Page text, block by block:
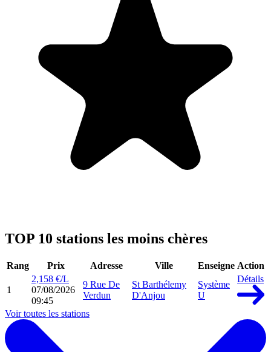
TOP 10 stations les moins chères
Rang Prix Adresse Ville Enseigne Action
1
2,158 €/L
07/08/2026
09:45
9 Rue De
Verdun
St Barthélemy
D'Anjou
Système
U
Détails
Voir toutes les stations